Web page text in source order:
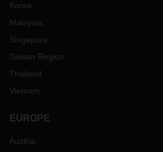
Korea
Malaysia
Singapore
Taiwan Region
Thailand
Vietnam
EUROPE
Austria